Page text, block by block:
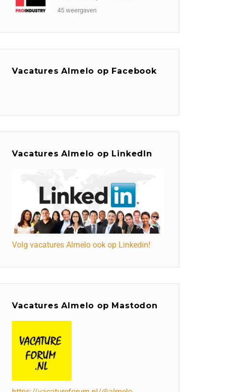
45 weergaven
Vacatures Almelo op Facebook
Vacatures Almelo op LinkedIn
Volg vacatures Almelo ook op Linkedin!
Vacatures Almelo op Mastodon